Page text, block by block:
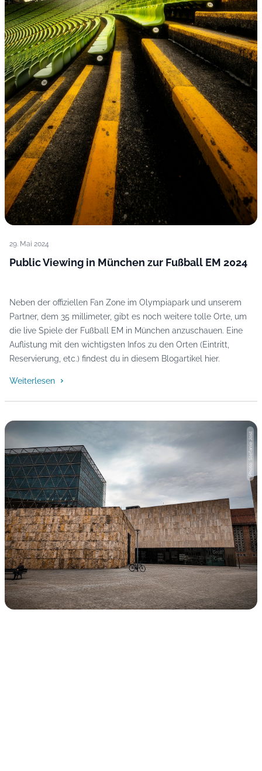
29. Mai 2024
Public Viewing in München zur Fußball EM 2024
Neben der offiziellen Fan Zone im Olympiapark und unserem
Partner, dem 35 millimeter, gibt es noch weitere tolle Orte, um
die live Spiele der Fußball EM in München anzuschauen. Eine
Auflistung mit den wichtigsten Infos zu den Orten (Eintritt,
Reservierung, etc.) findest du in diesem Blogartikel hier.
Weiterlesen
Photo: Stefanie Jost